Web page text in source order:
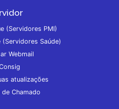
(Servidores PMI)
Saúde)
Webmail
atualizações
de Chamado